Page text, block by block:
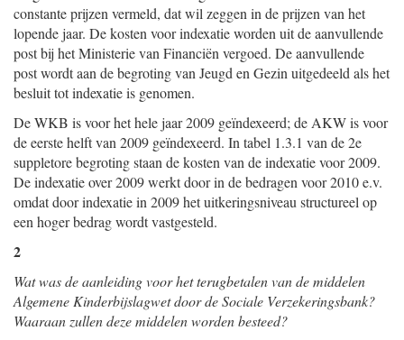
constante prijzen vermeld, dat wil zeggen in de prijzen van het
lopende jaar. De kosten voor indexatie worden uit de aanvullende
post bij het Ministerie van Financiën vergoed. De aanvullende
post wordt aan de begroting van Jeugd en Gezin uitgedeeld als het
besluit tot indexatie is genomen.
De WKB is voor het hele jaar 2009 geïndexeerd; de AKW is voor
de eerste helft van 2009 geïndexeerd. In tabel 1.3.1 van de 2e
suppletore begroting staan de kosten van de indexatie voor 2009.
De indexatie over 2009 werkt door in de bedragen voor 2010 e.v.
omdat door indexatie in 2009 het uitkeringsniveau structureel op
een hoger bedrag wordt vastgesteld.
2
Wat was de aanleiding voor het terugbetalen van de middelen
Algemene Kinderbijslagwet door de Sociale Verzekeringsbank?
Waaraan zullen deze middelen worden besteed?